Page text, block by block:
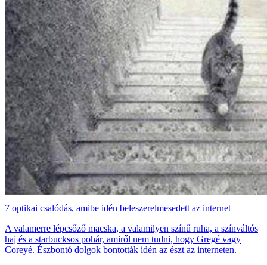
7 optikai csalódás, amibe idén beleszerelmesedett az internet
A valamerre lépcsőző macska, a valamilyen színű ruha, a színváltós
haj és a starbucksos pohár, amiről nem tudni, hogy Gregé vagy
Coreyé. Észbontó dolgok bontották idén az észt az interneten.